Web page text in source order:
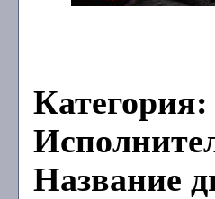
Название